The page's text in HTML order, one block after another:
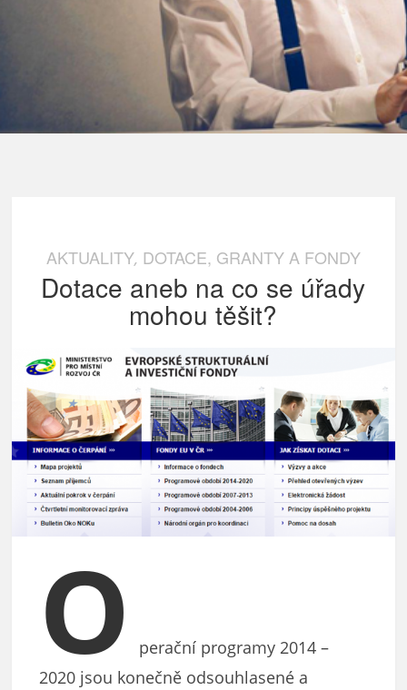
AKTUALITY, DOTACE, GRANTY A FONDY
Dotace aneb na co se úřady
mohou těšit?
O
perační programy 2014 –
2020 jsou konečně odsouhlasené a